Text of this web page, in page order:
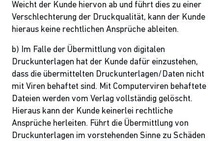
Weicht der Kunde hiervon ab und führt dies zu einer
Verschlechterung der Druckqualität, kann der Kunde
hieraus keine rechtlichen Ansprüche ableiten.
b) Im Falle der Übermittlung von digitalen
Druckunterlagen hat der Kunde dafür einzustehen,
dass die übermittelten Druckunterlagen/Daten nicht
mit Viren behaftet sind. Mit Computerviren behaftete
Dateien werden vom Verlag vollständig gelöscht.
Hieraus kann der Kunde keinerlei rechtliche
Ansprüche herleiten. Führt die Übermittlung von
Druckunterlagen im vorstehenden Sinne zu Schäden